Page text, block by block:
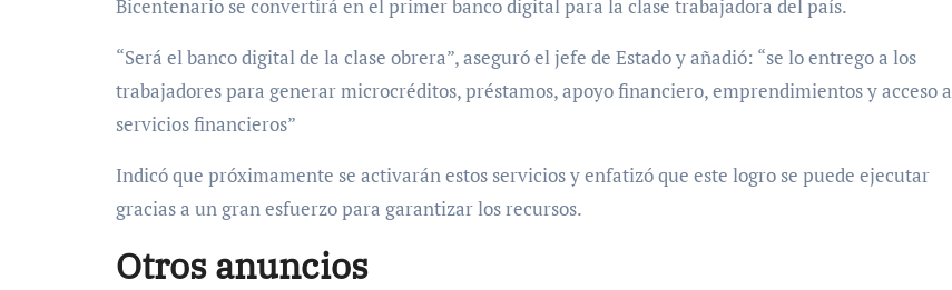
Bicentenario se convertirá en el primer banco digital para la clase trabajadora del país.
“Será el banco digital de la clase obrera”, aseguró el jefe de Estado y añadió: “se lo entrego a los
trabajadores para generar microcréditos, préstamos, apoyo financiero, emprendimientos y acceso a
servicios financieros”
Indicó que próximamente se activarán estos servicios y enfatizó que este logro se puede ejecutar
gracias a un gran esfuerzo para garantizar los recursos.
Otros anuncios